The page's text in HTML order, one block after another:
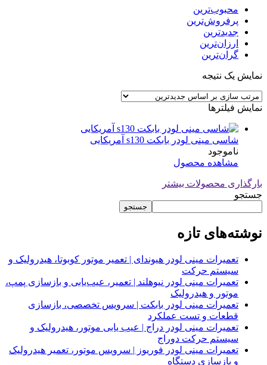
محبوب‌ترین
پرفروش‌ترین
جدیدترین
ارزان‌ترین
گران‌ترین
نمایش یک نتیجه
نمایش فیلترها
شاسی مینی لودر بابکت s130 آمریکایی
ناموجود
مشاهده محصول
بارگذاری محصولات بیشتر
جستجو
جستجو
نوشته‌های تازه
تعمیرات مینی لودر هیوندای | تعمیر موتور کوبوتا، هیدرولیک و
سیستم حرکت
تعمیرات مینی لودر نیوهلند | تعمیر، عیب‌یابی و بازسازی پمپ،
موتور و هیدرولیک
تعمیرات مینی لودر بابکت | سرویس تخصصی، بازسازی
قطعات و تست عملکرد
تعمیرات مینی لودر دراج | عیب یابی موتور، هیدرولیک و
سیستم حرکت دوراج
تعمیرات مینی لودر فوریوز | سرویس موتور، تعمیر هیدرولیک
و بازسازی دستگاه